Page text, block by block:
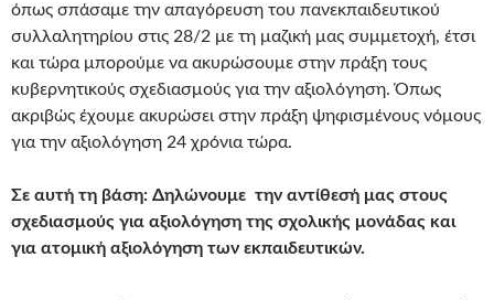
όπως σπάσαμε την απαγόρευση του πανεκπαιδευτικού
συλλαλητηρίου στις 28/2 με τη μαζική μας συμμετοχή, έτσι
και τώρα μπορούμε να ακυρώσουμε στην πράξη τους
κυβερνητικούς σχεδιασμούς για την αξιολόγηση. Όπως
ακριβώς έχουμε ακυρώσει στην πράξη ψηφισμένους νόμους
για την αξιολόγηση 24 χρόνια τώρα.
Σε αυτή τη βάση: Δηλώνουμε την αντίθεσή μας στους
σχεδιασμούς για αξιολόγηση της σχολικής μονάδας και
για ατομική αξιολόγηση των εκπαιδευτικών.